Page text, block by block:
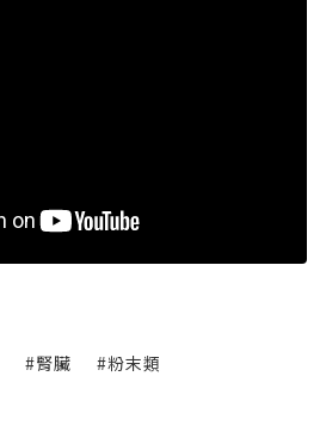
#腎臟 #粉末類